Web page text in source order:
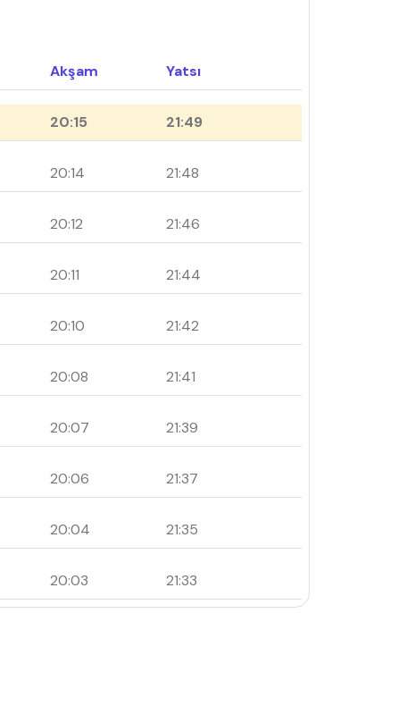
Akşam Yatsı
20:15 21:49
20:14 21:48
20:12 21:46
20:11 21:44
20:10 21:42
20:08 21:41
20:07 21:39
20:06 21:37
20:04 21:35
20:03 21:33